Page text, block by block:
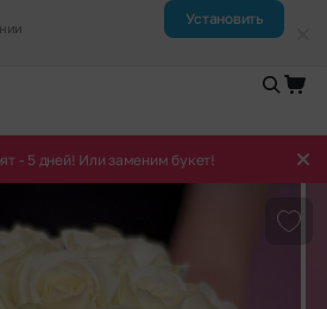
Установить
- 5 дней! Или заменим букет!